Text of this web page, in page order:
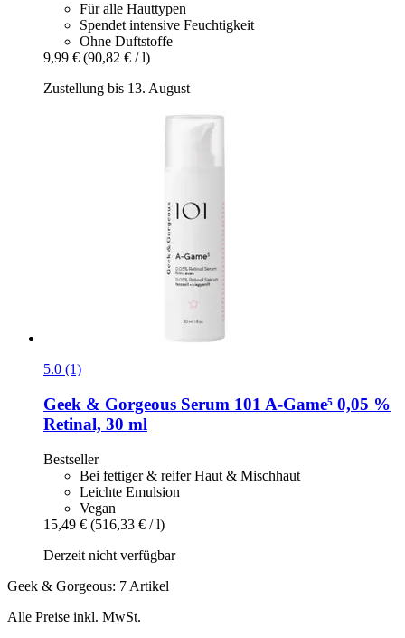
Für alle Hauttypen
Spendet intensive Feuchtigkeit
Ohne Duftstoffe
9,99 € (90,82 € / l)
Zustellung bis 13. August
5.0 (1)
Geek & Gorgeous Serum 101 A-​Game⁵ 0,05 %
Retinal, 30 ml
Bestseller
Bei fettiger & reifer Haut & Mischhaut
Leichte Emulsion
Vegan
15,49 € (516,33 € / l)
Derzeit nicht verfügbar
Geek & Gorgeous: 7 Artikel
Alle Preise inkl. MwSt.